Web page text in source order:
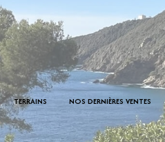
TERRAINS NOS DERNIÈRES VENTES